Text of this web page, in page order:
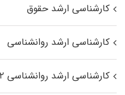
کارشناسی ارشد حقوق
کارشناسی ارشد روانشناسی
کارشناسی ارشد روانشناسی ۲